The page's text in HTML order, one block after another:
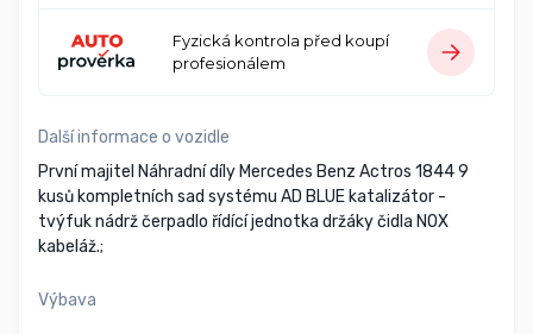
Fyzická kontrola před koupí
profesionálem
Další informace o vozidle
První majitel Náhradní díly Mercedes Benz Actros 1844 9
kusů kompletních sad systému AD BLUE katalizátor -
tvýfuk nádrž čerpadlo řídící jednotka držáky čidla NOX
kabeláž.;
Výbava